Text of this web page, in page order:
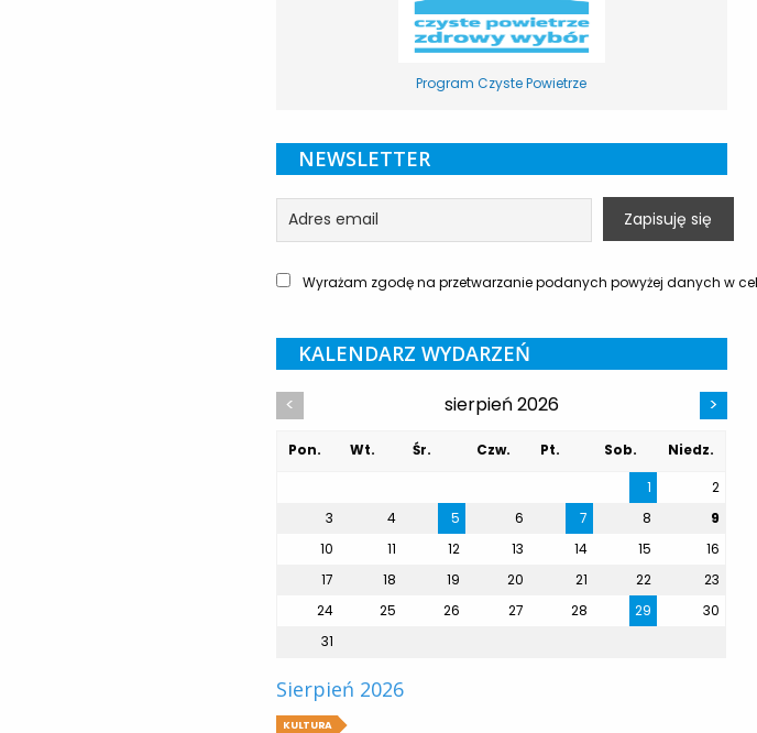
Program Czyste Powietrze
NEWSLETTER
Wyrażam zgodę na przetwarzanie podanych powyżej danych w
KALENDARZ WYDARZEŃ
< sierpień 2026 >
Pon. Wt. Śr. Czw. Pt. Sob.
Niedz.
1
2
3
4 5 6 7 8
9
10
11 12 13 14 15
16
17
18 19 20 21 22
23
24
25 26 27 28 29
30
31
Sierpień 2026
KULTURA